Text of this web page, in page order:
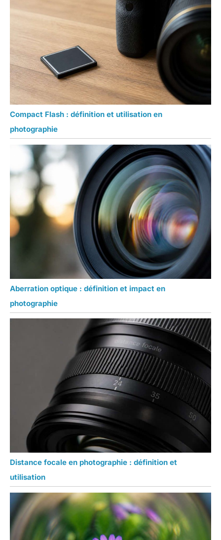
Compact Flash : définition et utilisation en
photographie
Aberration optique : définition et impact en
photographie
Distance focale en photographie : définition et
utilisation